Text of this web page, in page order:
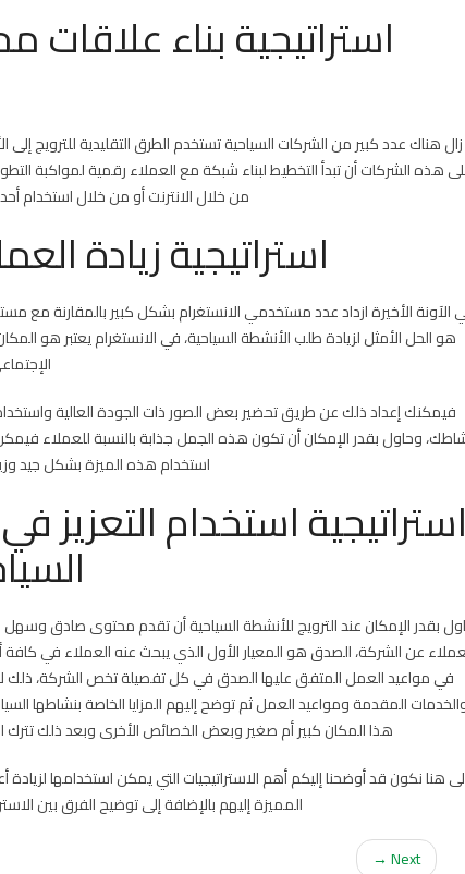
استراتيجية بناء علاقات
هناك عدد كبير من الشركات السياحية تستخدم الطرق التقليدية للترويج
هذه الشركات أن تبدأ التخطيط لبناء شبكة مع العملاء رقمية لمواكبة
من خلال الانترنت أو من خلال استخدام
استراتيجية زيادة
الآونة الأخيرة ازداد عدد مستخدمي الانستغرام بشكل كبير بالمقارنة
هو الحل الأمثل لزيادة طلب الأنشطة السياحية، في الانستغرام يعتبر هو
فيمكنك إعداد ذلك عن طريق تحضير بعض الصور ذات الجودة العالية
وحاول بقدر الإمكان أن تكون هذه الجمل جذابة بالنسبة للعملاء
استخدام هذه الميزة بشكل جيد
استراتيجية استخدام التعزيز
بقدر الإمكان عند الترويج للأنشطة السياحية أن تقدم محتوى صادق وسهل
عن الشركة، الصدق هو المعيار الأول الذي يبحث عنه العملاء في
في مواعيد العمل المتفق عليها الصدق في كل تفصيلة تخص الشركة، ذلك
المقدمة ومواعيد العمل ثم توضح إليهم المزايا الخاصة بنشاطها
هذا المكان كبير أم صغير وبعض الخصائص الأخرى وبعد ذلك تترك
هنا نكون قد أوضحنا إليكم أهم الاستراتيجيات التي يمكن استخدامها
المميزة إليهم بالإضافة إلى توضيح الفرق بين
Next →